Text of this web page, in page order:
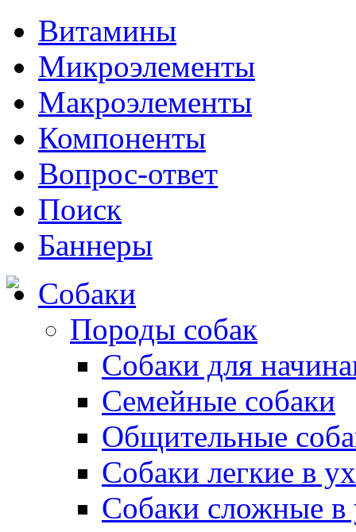
Витамины
Микроэлементы
Макроэлементы
Компоненты
Вопрос-ответ
Поиск
Баннеры
Собаки
Породы собак
Собаки для
Семейные собаки
Общительные
Собаки легкие в
Собаки сложные в